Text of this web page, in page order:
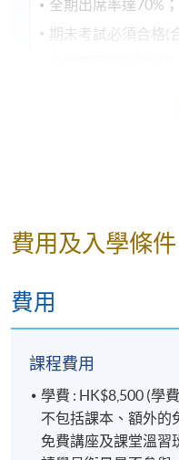
全期出席率達70%；
期未考試必須合格(
學員完成課程後，可
合格通知書，報讀下
注意：
員證
詳情
費用及入學條件
費用
課程費用
學費 : HK$8,500 (學
不包括課本、額外的
免費講座及課堂溫習